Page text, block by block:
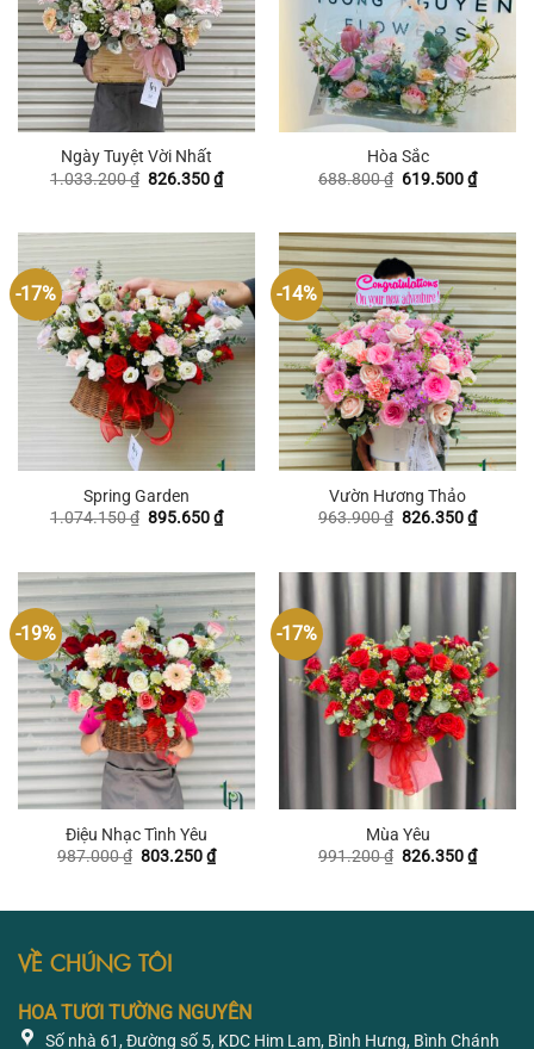
Ngày Tuyệt Vời Nhất
1.033.200₫ Giá
826.350₫Giá
hiện
826.350 ₫.
Hòa Sắc
688.800₫ Giá
619.500₫Giá
hiện
-17%
Spring Garden
1.074.150₫ Giá
895.650₫Giá
hiện
895.650 ₫.
-14%
Vườn Hương Thảo
963.900₫ Giá
826.350₫Giá
hiện
-19%
Điệu Nhạc Tình Yêu
987.000₫ Giá
803.250₫Giá
hiện
803.250 ₫.
-17%
Mùa Yêu
991.200₫ Giá
826.350₫Giá
hiện
VỀ CHÚNG TÔI
HOA TƯƠI TƯỜNG NGUYÊN
Số nhà 61, Đường số 5, KDC Him Lam, Bình Hưng, Bình Chánh